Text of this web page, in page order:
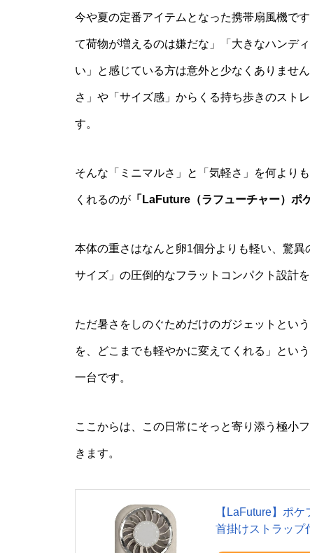
今や夏の定番アイテムとなった携帯扇風機で
て荷物が増えるのは嫌だな」「大きなハンデ
い」と感じている方は意外と少なくありませ
さ」や「サイズ感」からくる持ち歩きのスト
す。
そんな「ミニマルさ」と「気軽さ」を何より
くれるのが 「LaFuture（ラフューチャー）ポ
本体の重さはなんと卵1個分よりも軽い、驚
サイズ」の圧倒的なフラットコンパクト設計を
ただ暑さをしのぐためだけのガジェットとい
を、どこまでも軽やかに変えてくれる」とい
一台です。
ここからは、この日常にそっと寄り添う極小
きます。
【LaFuture】ポ
首掛けストラップ